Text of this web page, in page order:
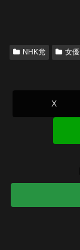
NHK党 女優
X